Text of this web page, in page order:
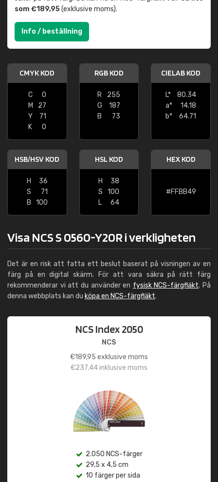
som €189,95(exklusive moms).
Info / beställning
CMYK KOD
C
0
M
27
Y
71
K
0
RGB KOD
R
255
G
187
B
73
CIELAB KOD
L*
80.34
a*
14.18
b*
64.71
HSB/HSV KOD
H
36
S
71
B
100
HSL KOD
H
38
S
100
L
64
HEX KOD
#FFBB49
Visa NCS S 0560-Y20R i verkligheten
Det är en risk att fatta ett beslut baserat på visningen av en
färg på en digital skärm. För att vara säkra på rätt färg
rekommenderar vi att du använder en fysisk NCS-färgfläkt. På
denna webbplats kan du köpa en NCS-färgfläkt.
NCS Index 2050
NCS
€189,95 exklusive moms
€237,44inklusive moms
2.050 NCS-färger
29,5 x 4,5 cm
10 färger per sida